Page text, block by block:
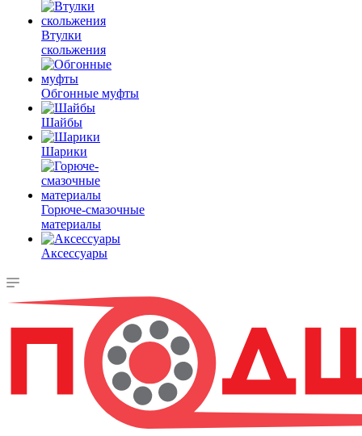
Втулки
скольжения
Обгонные муфты
Шайбы
Шарики
Горюче-смазочные
материалы
Аксессуары